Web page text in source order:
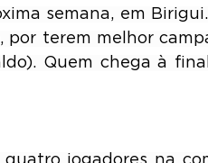
semana, em
terem melhor
Quem chega à